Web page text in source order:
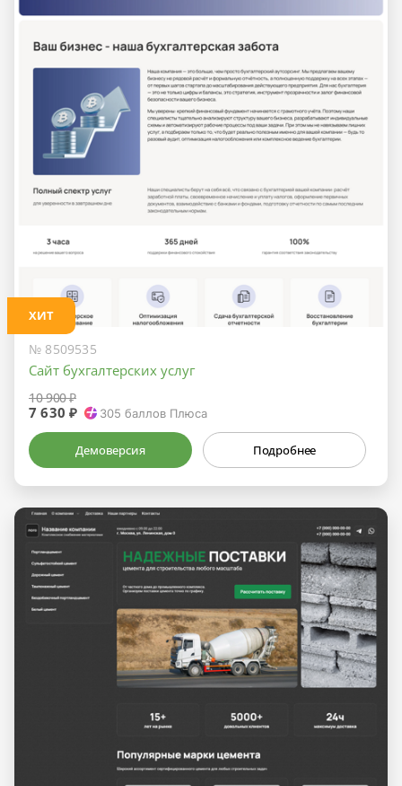
ХИТ
№ 8509535
Сайт бухгалтерских услуг
10 900 ₽
7 630 ₽ 305 баллов Плюса
Демоверсия Подробнее